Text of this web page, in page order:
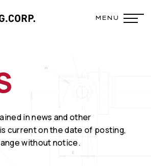
in news and other
current on the date of posting,
without notice.